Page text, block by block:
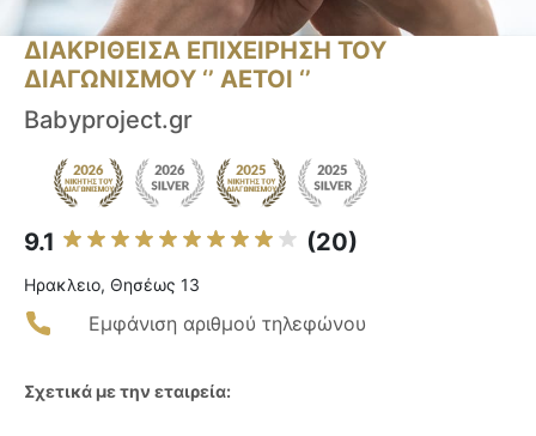
ΔΙΑΚΡΙΘΕΙΣΑ ΕΠΙΧΕΙΡΗΣΗ ΤΟΥ
ΔΙΑΓΩΝΙΣΜΟΥ ‘’ ΑΕΤΟΙ ‘’
Babyproject.gr
9.1 (20)
Ηρακλειο, Θησέως 13
Εμφάνιση αριθμού τηλεφώνου
Σχετικά με την εταιρεία: